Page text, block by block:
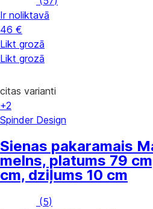
Ir noliktavā
46 €
Likt grozā
Likt grozā
citas varianti
+2
Spinder Design
Sienas pakaramais
melns, platums 79
cm, dziļums 10 cm
(5)